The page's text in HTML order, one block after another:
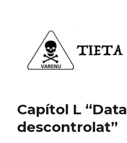
Tieta Varenu
Capítol L “Data
descontrolat”